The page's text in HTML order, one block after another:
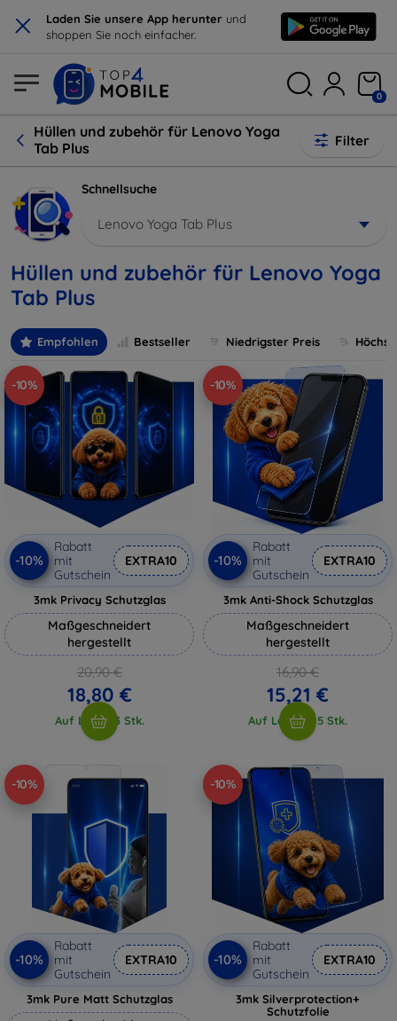
× Laden Sie unsere App herunter und
shoppen Sie noch einfacher.
0
Hüllen und zubehör für Lenovo Yoga
Tab Plus
Filter
Schnellsuche
Lenovo Yoga Tab Plus
Hüllen und zubehör für Lenovo Yoga
Tab Plus
Empfohlen Bestseller Niedrigster Preis
-10%
-10%
Rabatt
mit
Gutschein
EXTRA10
3mk Privacy Schutzglas
Maßgeschneidert
hergestellt
20,90 €
18,80 €
Auf Lager 3 Stk.
-10%
-10%
Rabatt
mit
Gutschein
EXTRA10
3mk Anti-Shock Schutzglas
Maßgeschneidert
hergestellt
16,90 €
15,21 €
Auf Lager > 5 Stk.
-10%
-10%
Rabatt
mit
Gutschein
EXTRA10
3mk Pure Matt Schutzglas
-10%
-10%
Rabatt
mit
Gutschein
EXTRA10
3mk Silverprotection+
Schutzfolie